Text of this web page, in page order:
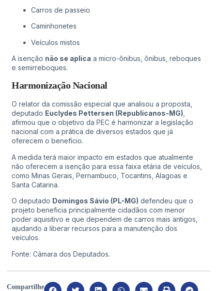
Carros de passeio
Caminhonetes
Veículos mistos
A isenção não se aplica a micro-ônibus, ônibus, reboques
e semirreboques.
Harmonização Nacional
O relator da comissão especial que analisou a proposta,
deputado Euclydes Pettersen (Republicanos-MG)
afirmou que o objetivo da PEC é harmonizar a legislação
nacional com a prática de diversos estados que já
oferecem o benefício.
A medida terá maior impacto em estados que atualmente
não oferecem a isenção para essa faixa etária de veículos,
como Minas Gerais, Pernambuco, Tocantins, Alagoas e
Santa Catarina.
O deputado Domingos Sávio (PL-MG) defendeu que o
projeto beneficia principalmente cidadãos com menor
poder aquisitivo e que dependem de carros mais antigos,
ajudando a liberar recursos para a manutenção dos
veículos.
Fonte: Câmara dos Deputados.
Compartilhe